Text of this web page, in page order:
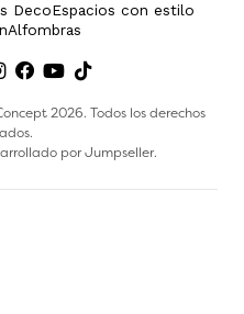
DecoEspacios con estilo
2026. Todos los derechos
porJumpseller.